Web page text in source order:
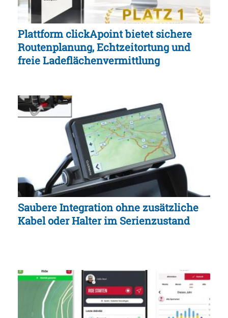
Plattform clickApoint bietet sichere
Routenplanung, Echtzeitortung und
freie Ladeflächenvermittlung
Saubere Integration ohne zusätzliche
Kabel oder Halter im Serienzustand